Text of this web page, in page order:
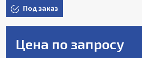
Под заказ
Цена по запросу